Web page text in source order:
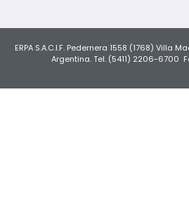
ERPA S.A.C.I.F. Pedernera 1558 (1768) Villa
Argentina. Tel. (5411) 2206-6700